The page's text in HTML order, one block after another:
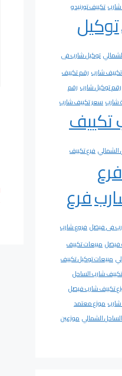
تكييف تورنيدو
توكيل
توكيل شارب فى
شارب رقم تكييف
رقم توكيل شارب رقم
شارب سعر تكييف شارب
تكييف
الشمالي فرع تكييف
فرع
فرع
فى فيصل فروع شارب
فيصل مبيعات تكييف
مبيعات توكيل تكييف
شارب الساحل
تكييف شارب فيصل
موزع معتمد
الشمالي موزعين